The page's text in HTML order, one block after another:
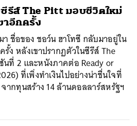
รีส์ The Pitt มอบชีวิตใหม่
าอีกครั้ง
ชื่อของ ชอว์น ฮาโทซี กลับมาอยู่ใน
ง หลังเขาปรากฏตัวในซีรีส์ The
ที่ 2 และหนังภาคต่อ Ready or
ที่เพิ่งทำเงินไปอย่างน่าชื่นใจที่
ากทุนสร้าง 14 ล้านดอลลาร์สหรัฐฯ